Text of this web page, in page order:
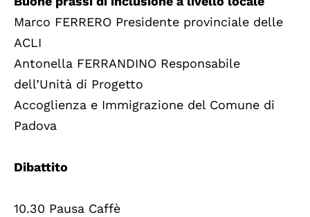
Marco FERRERO Presidente provinciale delle
ACLI
Antonella FERRANDINO Responsabile
dell’Unità di Progetto
Accoglienza e Immigrazione del Comune di
Padova
Dibattito
10.30 Pausa Caffè